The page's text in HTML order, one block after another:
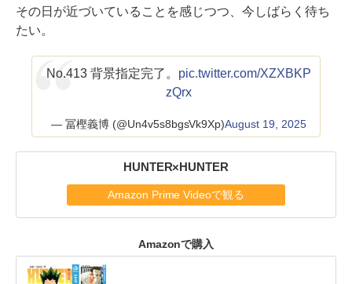
その日が近づいていることを感じつつ、今しばらく待ち
たい。
No.413 背景指定完了。 pic.twitter.com/XZXBKP
zQrx
— 冨樫義博 (@Un4v5s8bgsVk9Xp)August 19, 2025
HUNTER×HUNTER
Amazon Prime Videoで観る
Amazonで購入